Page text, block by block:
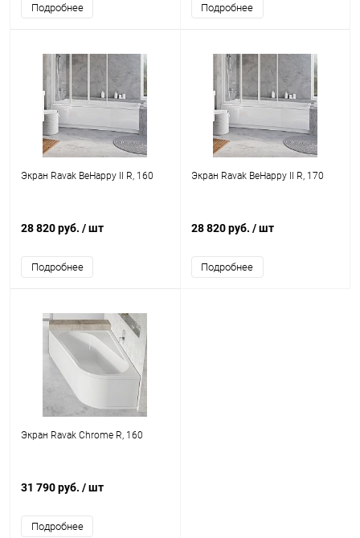
Подробнее Подробнее
Экран Ravak BeHappy II R, 160
28 820 руб. / шт
Подробнее
Экран Ravak BeHappy II R, 170
28 820 руб. / шт
Подробнее
Экран Ravak Chrome R, 160
31 790 руб. / шт
Подробнее